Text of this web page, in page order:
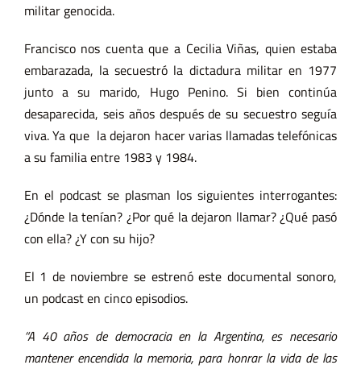
militar genocida.
Francisco nos cuenta que a Cecilia Viñas, quien estaba
embarazada, la secuestró la dictadura militar en 1977
junto a su marido, Hugo Penino. Si bien continúa
desaparecida, seis años después de su secuestro seguía
viva. Ya que la dejaron hacer varias llamadas telefónicas
a su familia entre 1983 y 1984.
En el podcast se plasman los siguientes interrogantes:
¿Dónde la tenían? ¿Por qué la dejaron llamar? ¿Qué pasó
con ella? ¿Y con su hijo?
El 1 de noviembre se estrenó este documental sonoro,
un podcast en cinco episodios.
“A 40 años de democracia en la Argentina, es necesario
mantener encendida la memoria, para honrar la vida de las